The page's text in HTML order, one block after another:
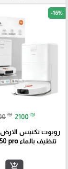
-16%
₪ 2100 ₪
روبوت تكنيس الارض
تنظيف بالماء Xiaomi H50 pro
add_shopping_cart